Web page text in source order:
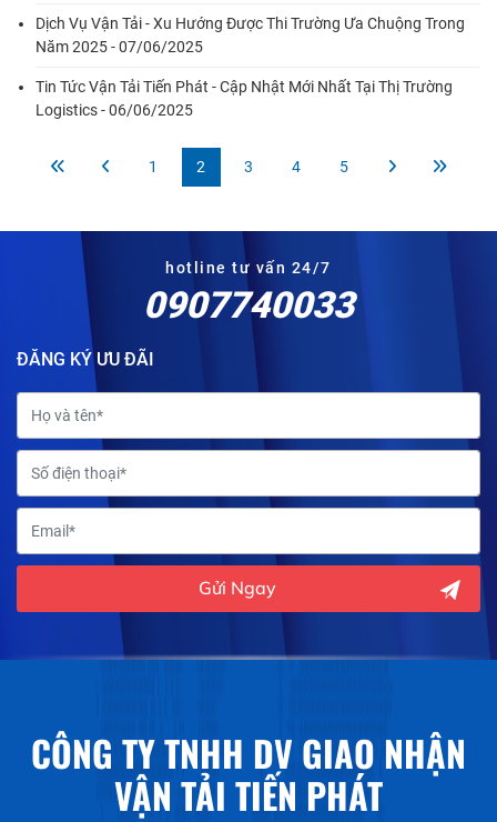
Dịch Vụ Vận Tải - Xu Hướng Được Thi Trường Ưa Chuộng Trong
Năm 2025 - 07/06/2025
Tin Tức Vận Tải Tiến Phát - Cập Nhật Mới Nhất Tại Thị Trường
Logistics - 06/06/2025
1 2 3 4 5
hotline tư vấn 24/7
0907740033
ĐĂNG KÝ ƯU ĐÃI
Gửi Ngay
CÔNG TY TNHH DV GIAO NHẬN
VẬN TẢI TIẾN PHÁT